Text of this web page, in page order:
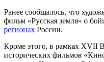
Ранее сообщалось, что
фильм «Русская земля» о
регионах России.
Кроме этого, в рамках XVII
исторических фильмов